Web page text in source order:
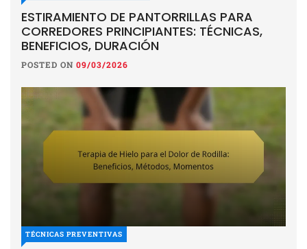
ESTIRAMIENTO DE PANTORRILLAS PARA
CORREDORES PRINCIPIANTES: TÉCNICAS,
BENEFICIOS, DURACIÓN
POSTED ON 09/03/2026
TÉCNICAS PREVENTIVAS